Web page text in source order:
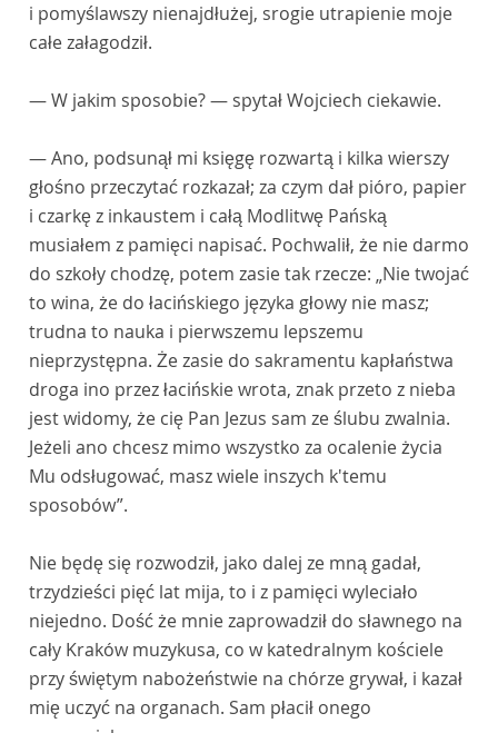
i pomyślawszy nienajdłużej, srogie utrapienie moje
całe załagodził.
— W jakim sposobie? — spytał Wojciech ciekawie.
— Ano, podsunął mi księgę rozwartą i kilka wierszy
głośno przeczytać rozkazał; za czym dał pióro, papier
i czarkę z inkaustem i całą Modlitwę Pańską
musiałem z pamięci napisać. Pochwalił, że nie darmo
do szkoły chodzę, potem zasie tak rzecze: „Nie twojać
to wina, że do łacińskiego języka głowy nie masz;
trudna to nauka i pierwszemu lepszemu
nieprzystępna. Że zasie do sakramentu kapłaństwa
droga ino przez łacińskie wrota, znak przeto z nieba
jest widomy, że cię Pan Jezus sam ze ślubu zwalnia.
Jeżeli ano chcesz mimo wszystko za ocalenie życia
Mu odsługować, masz wiele inszych k'temu
sposobów”.
Nie będę się rozwodził, jako dalej ze mną gadał,
trzydzieści pięć lat mija, to i z pamięci wyleciało
niejedno. Dość że mnie zaprowadził do sławnego na
cały Kraków muzykusa, co w katedralnym kościele
przy świętym nabożeństwie na chórze grywał, i kazał
mię uczyć na organach. Sam płacił onego